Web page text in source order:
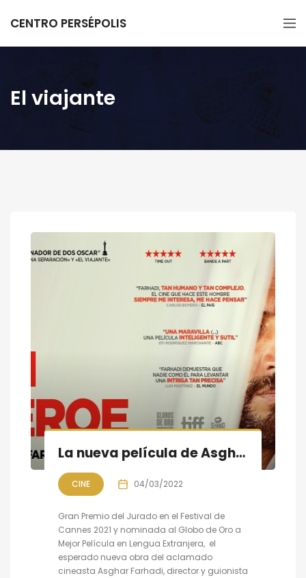
CENTRO PERSÉPOLIS
El viajante
La nueva película de Asghar Farhadi «Un héroe» 4 de marzo en cines
CINE 04/03/2022
Gran Premio del Jurado en el Festival de
Cannes 2021 y nominada al Globo de Oro a
Mejor Película en Lengua Extranjera, el
esperado nueva obra del aclamado
cineasta Asghar Farhadi, director y guionista